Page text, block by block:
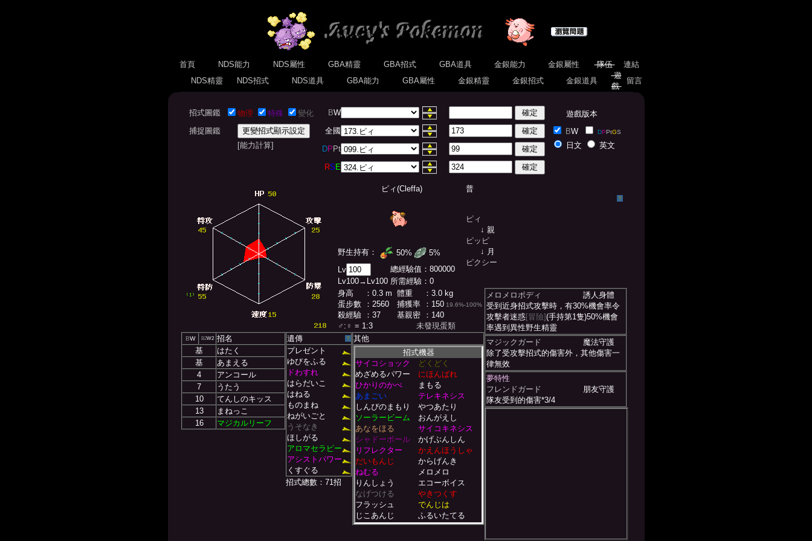
首頁 NDS能力 NDS屬性 GBA精靈 GBA招式 GBA道具 金銀能力 金銀屬性 隊伍
連結
NDS精靈
NDS招式 NDS道具 GBA能力 GBA屬性 金銀精靈 金銀招式 金銀道具
遊
戲
留言
招式圖鑑 物理 特殊
變化
捕捉圖鑑
[能力計算]
BW
全國
DP Pt
RS E
遊戲版本
BW DPPtGS
日文 英文
ピィ(Cleffa) 普
ピィ
↓ 親
ピッピ
↓ 月
ピクシー
？
野生持有： 50%
5%
Lv
總經驗值： 800000
Lv100→Lv100 所需經驗： 0
身高
：0.3 m 體重
：3.0 kg
蛋步數
：2560 捕獲率 ：150 19.6%-100%
殺經驗 ：37 基親密
：140
♂ : ♀ = 1:3 未發現蛋類
メロメロボディ
誘人身體
受到近身招式攻擊時，有30%機會率令
攻擊者迷惑[冒險](手持第1隻)50%機會
率遇到異性野生精靈
マジックガード
魔法守護
除了受攻擊招式的傷害外，其他傷害一
律無效
夢特性
フレンドガード
朋友守護
隊友受到的傷害*3/4
BW B2W2 招名
基
はたく
基
あまえる
4
アンコール
7
うたう
10
てんしのキッス
13
まねっこ
16
マジカルリーフ
遺傳 ？
プレゼント
ゆびをふる
ドわすれ
はらだいこ
はねる
ものまね
ねがいごと
うそなき
ほしがる
アロマセラピー
アシストパワー
くすぐる
招式總數：71招
其他
招式機器
サイコショック
どくどく
めざめるパワー
にほんばれ
ひかりのかべ
まもる
あまごい
テレキネシス
しんぴのまもり
やつあたり
ソーラービーム
おんがえし
あなをほる
サイコキネシス
シャドーボール
かげぶんしん
リフレクター
かえんほうしゃ
だいもんじ
からげんき
ねむる
メロメロ
りんしょう
エコーボイス
なげつける
やきつくす
フラッシュ
でんじは
じこあんじ
ふるいたてる
ゆめくい
くさむすび